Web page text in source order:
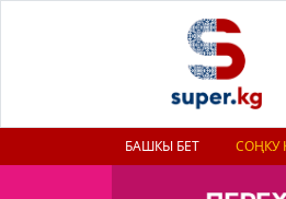
БАШКЫ БЕТ СОҢКУ